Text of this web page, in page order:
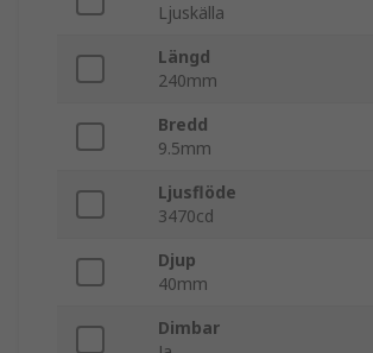
Ljuskälla
Längd
240mm
Bredd
9.5mm
Ljusflöde
3470cd
Djup
40mm
Dimbar